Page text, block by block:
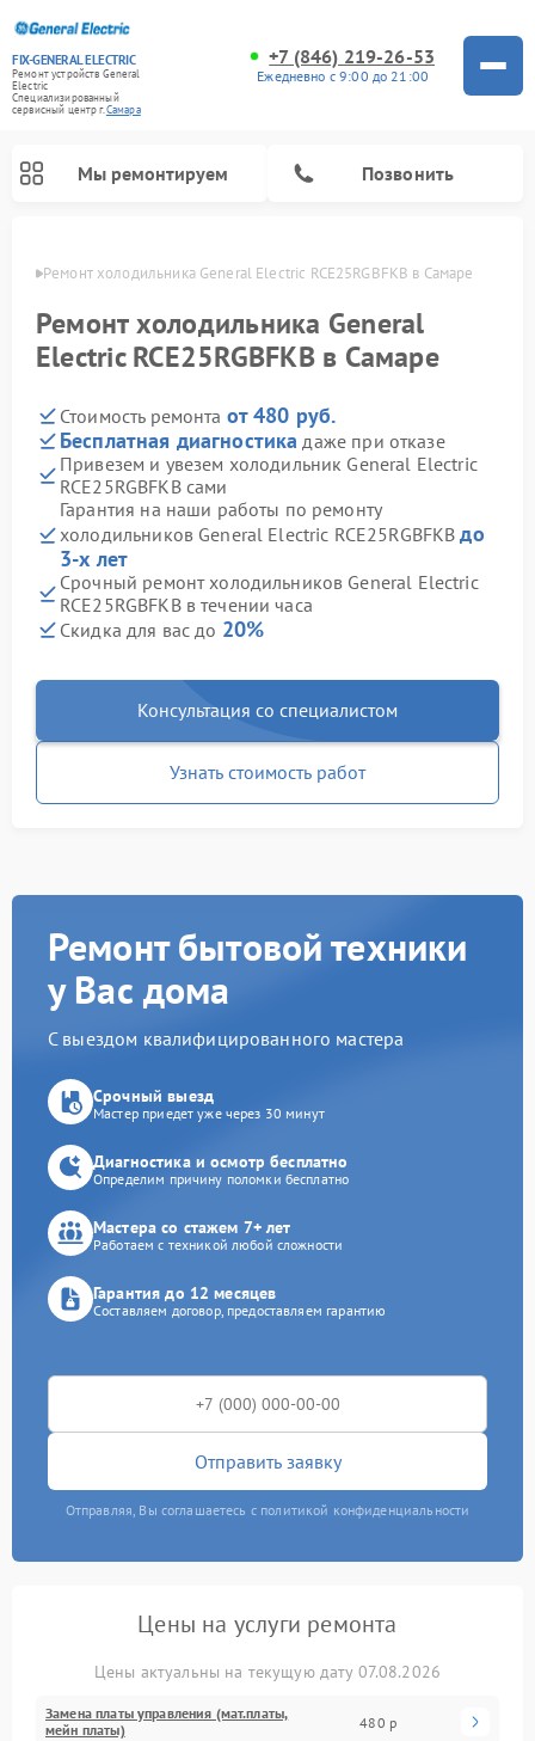
FIX-GENERAL ELECTRIC
Ремонт устройств General
Electric
Специализированный
cервисный центр г.Самара
+7 (846) 219-26-53
Ежедневно с 9:00 до 21:00
Мы ремонтируем Позвонить
Ремонт холодильника General Electric RCE25RGBFKB в Самаре
Ремонт холодильника General
Electric RCE25RGBFKB в Самаре
Стоимость ремонта от 480 руб.
Бесплатная диагностика даже при отказе
Привезем и увезем холодильник General Electric
RCE25RGBFKB сами
Гарантия на наши работы по ремонту
холодильников General Electric RCE25RGBFKBдо
3-х лет
Срочный ремонт холодильников General Electric
RCE25RGBFKB в течении часа
Скидка для вас до 20%
Консультация со специалистом
Узнать стоимость работ
Ремонт бытовой техники
у Вас дома
С выездом квалифицированного мастера
Срочный выезд
Мастер приедет уже через 30 минут
Диагностика и осмотр бесплатно
Определим причину поломки бесплатно
Мастера со стажем 7+ лет
Работаем с техникой любой сложности
Гарантия до 12 месяцев
Составляем договор, предоставляем гарантию
Отправить заявку
Отправляя, Вы соглашаетесь с политикой конфиденциальности
Цены на услуги ремонта
Цены актуальны на текущую дату 07.08.2026
Замена платы управления (мат.платы,
мейн платы)
480 р